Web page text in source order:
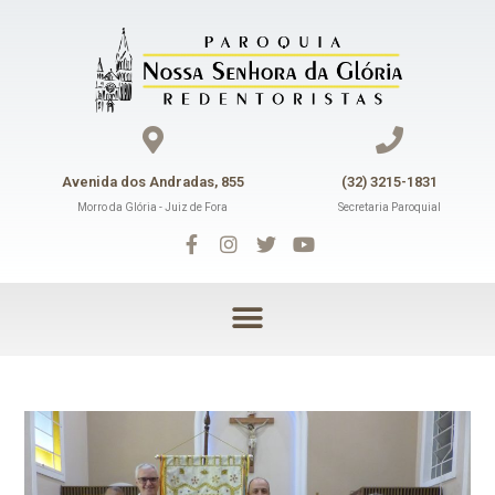
Avenida dos Andradas, 855
Morro da Glória - Juiz de Fora
(32) 3215-1831
Secretaria Paroquial